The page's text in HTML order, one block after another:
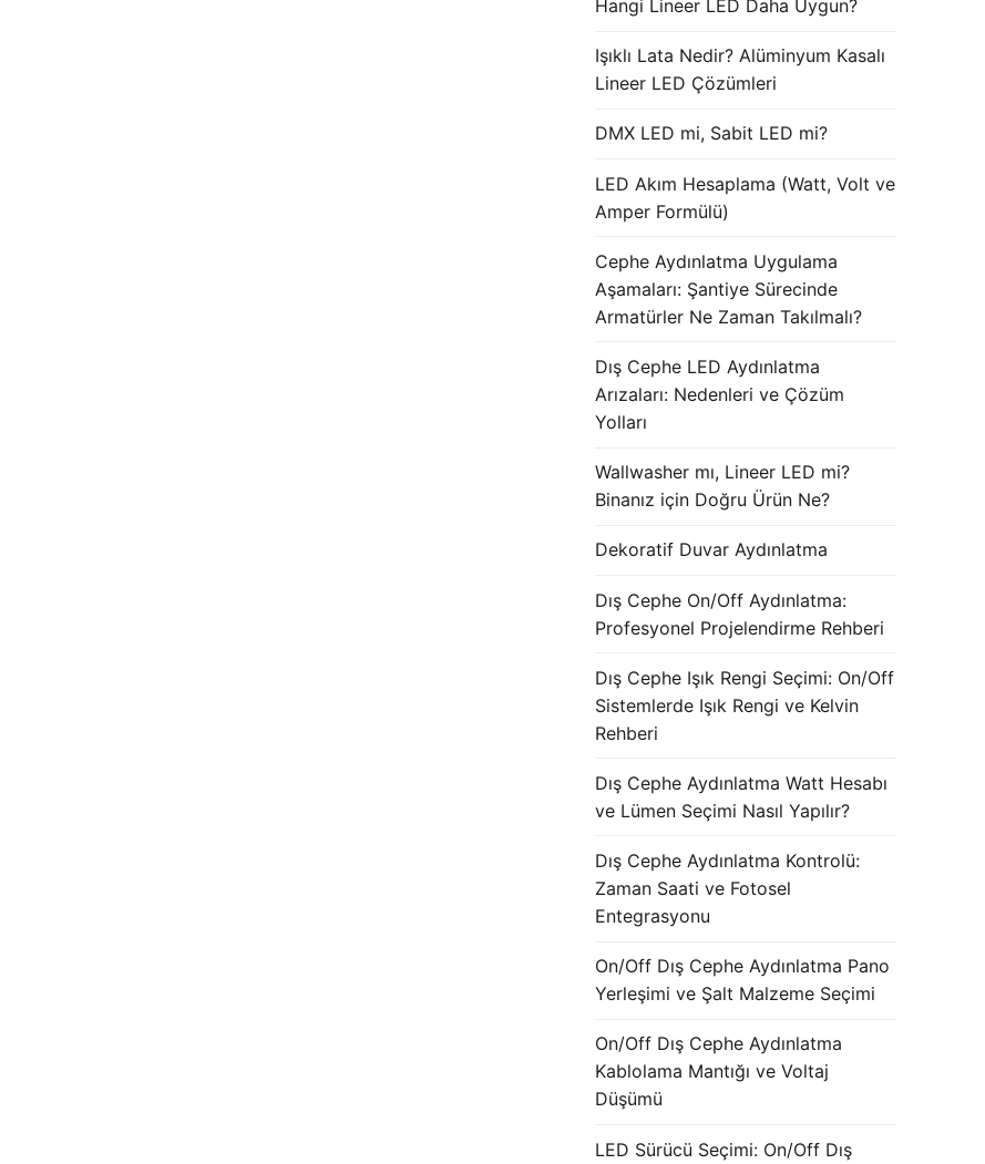
Hangi Lineer LED Daha Uygun?
Işıklı Lata Nedir? Alüminyum Kasalı
Lineer LED Çözümleri
DMX LED mi, Sabit LED mi?
LED Akım Hesaplama (Watt, Volt ve
Amper Formülü)
Cephe Aydınlatma Uygulama
Aşamaları: Şantiye Sürecinde
Armatürler Ne Zaman Takılmalı?
Dış Cephe LED Aydınlatma
Arızaları: Nedenleri ve Çözüm
Yolları
Wallwasher mı, Lineer LED mi?
Binanız için Doğru Ürün Ne?
Dekoratif Duvar Aydınlatma
Dış Cephe On/Off Aydınlatma:
Profesyonel Projelendirme Rehberi
Dış Cephe Işık Rengi Seçimi: On/Off
Sistemlerde Işık Rengi ve Kelvin
Rehberi
Dış Cephe Aydınlatma Watt Hesabı
ve Lümen Seçimi Nasıl Yapılır?
Dış Cephe Aydınlatma Kontrolü:
Zaman Saati ve Fotosel
Entegrasyonu
On/Off Dış Cephe Aydınlatma Pano
Yerleşimi ve Şalt Malzeme Seçimi
On/Off Dış Cephe Aydınlatma
Kablolama Mantığı ve Voltaj
Düşümü
LED Sürücü Seçimi: On/Off Dış